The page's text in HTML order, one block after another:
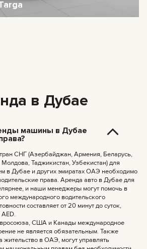
в Дубае
машины в Дубае
СНГ (Азербайджан, Армения, Беларусь,
Таджикистан, Узбекистан) для
в Дубае и других эмиратах ОАЭ необходимо
права. Аренда авто в Дубае для
и наши менеджеры могут помочь в
международного водительского
составляет от 20 минут до суток,
США и Канады международное
не является обязательным. Также
в ОАЭ, могут управлять